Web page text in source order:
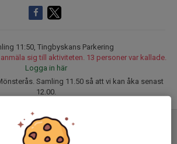
11:50, Tingbyskans Parkering
sig till aktiviteten. 13 personer var kallade.
Logga in här
Samling 11.50 så att vi kan åka senast
12.00.